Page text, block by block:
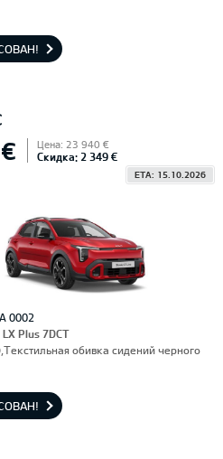
Цена: 23 940 €
Скидка: 2 349 €
ETA: 15.10.2026
0002
Plus 7DCT
обивка сидений черного